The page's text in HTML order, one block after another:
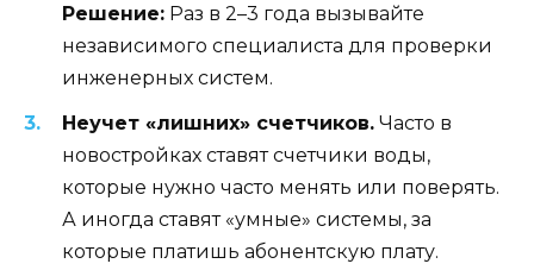
Решение: Раз в 2–3 года вызывайте
независимого специалиста для проверки
инженерных систем.
Неучет «лишних» счетчиков. Часто в
новостройках ставят счетчики воды,
которые нужно часто менять или поверять.
А иногда ставят «умные» системы, за
которые платишь абонентскую плату.